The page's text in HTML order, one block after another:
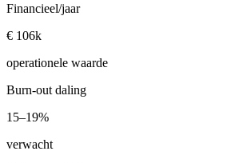
Financieel/jaar
€ 106k
operationele waarde
Burn-out daling
15–19%
verwacht